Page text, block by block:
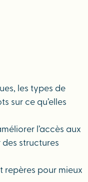
les types de
sur ce qu’elles
l’accès aux
structures
repères pour mieux